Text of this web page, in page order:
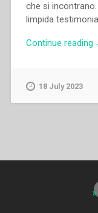
che si
limpida
Continue reading
18 July 2023